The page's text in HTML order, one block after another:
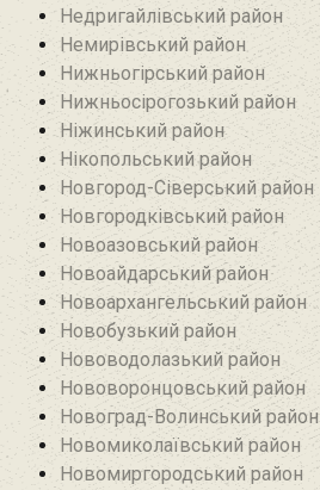
Недригайлівський район‎
Немирівський район
Нижньогірський район
Нижньосірогозький район
Ніжинський район
Нікопольський район
Новгород-Сіверський район
Новгородківський район
Новоазовський район
Новоайдарський район‎
Новоархангельський район
Новобузький район‎
Нововодолазький район
Нововоронцовський район‎
Новоград-Волинський район
Новомиколаївський район‎
Новомиргородський район